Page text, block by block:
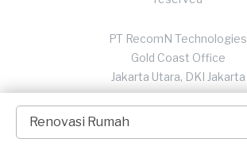
Renovasi Rumah
PT RecomN Technologies
Gold Coast Office
Jakarta Utara, DKI Jakarta